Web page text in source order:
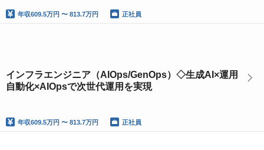
年収609.5万円 〜 813.7万円 正社員
インフラエンジニア（AIOps/GenOps）◇生成AI×運用
自動化×AIOpsで次世代運用を実現
年収609.5万円 〜 813.7万円 正社員